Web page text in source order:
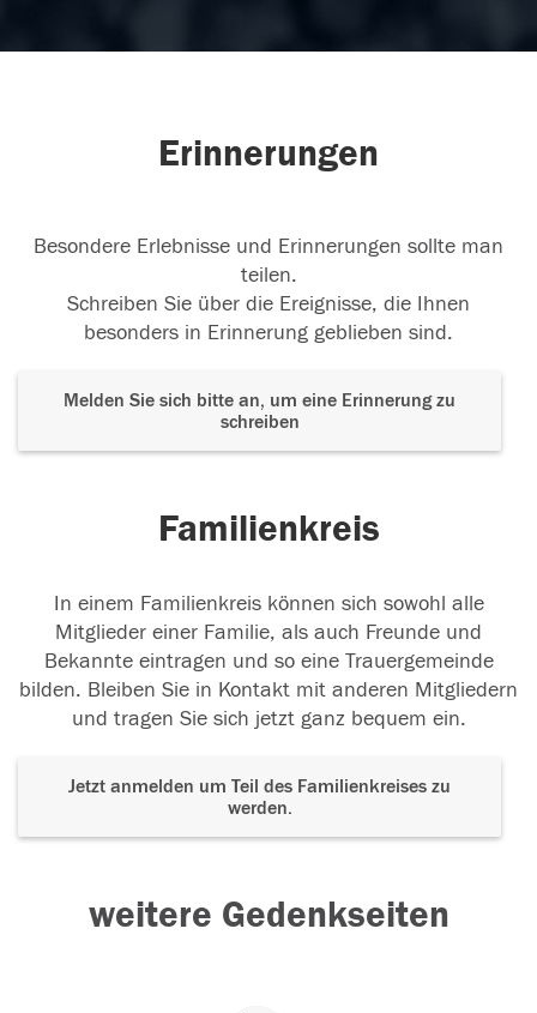
Erinnerungen
Besondere Erlebnisse und Erinnerungen sollte man
teilen.
Schreiben Sie über die Ereignisse, die Ihnen
besonders in Erinnerung geblieben sind.
Melden Sie sich bitte an, um eine Erinnerung zu
schreiben
Familienkreis
In einem Familienkreis können sich sowohl alle
Mitglieder einer Familie, als auch Freunde und
Bekannte eintragen und so eine Trauergemeinde
bilden. Bleiben Sie in Kontakt mit anderen Mitgliedern
und tragen Sie sich jetzt ganz bequem ein.
Jetzt anmelden um Teil des Familienkreises zu
werden.
weitere Gedenkseiten